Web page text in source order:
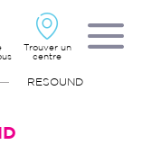
Trouver un
centre
RESOUND